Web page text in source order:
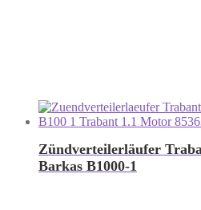
Zündverteilerläufer
Barkas B1000-1